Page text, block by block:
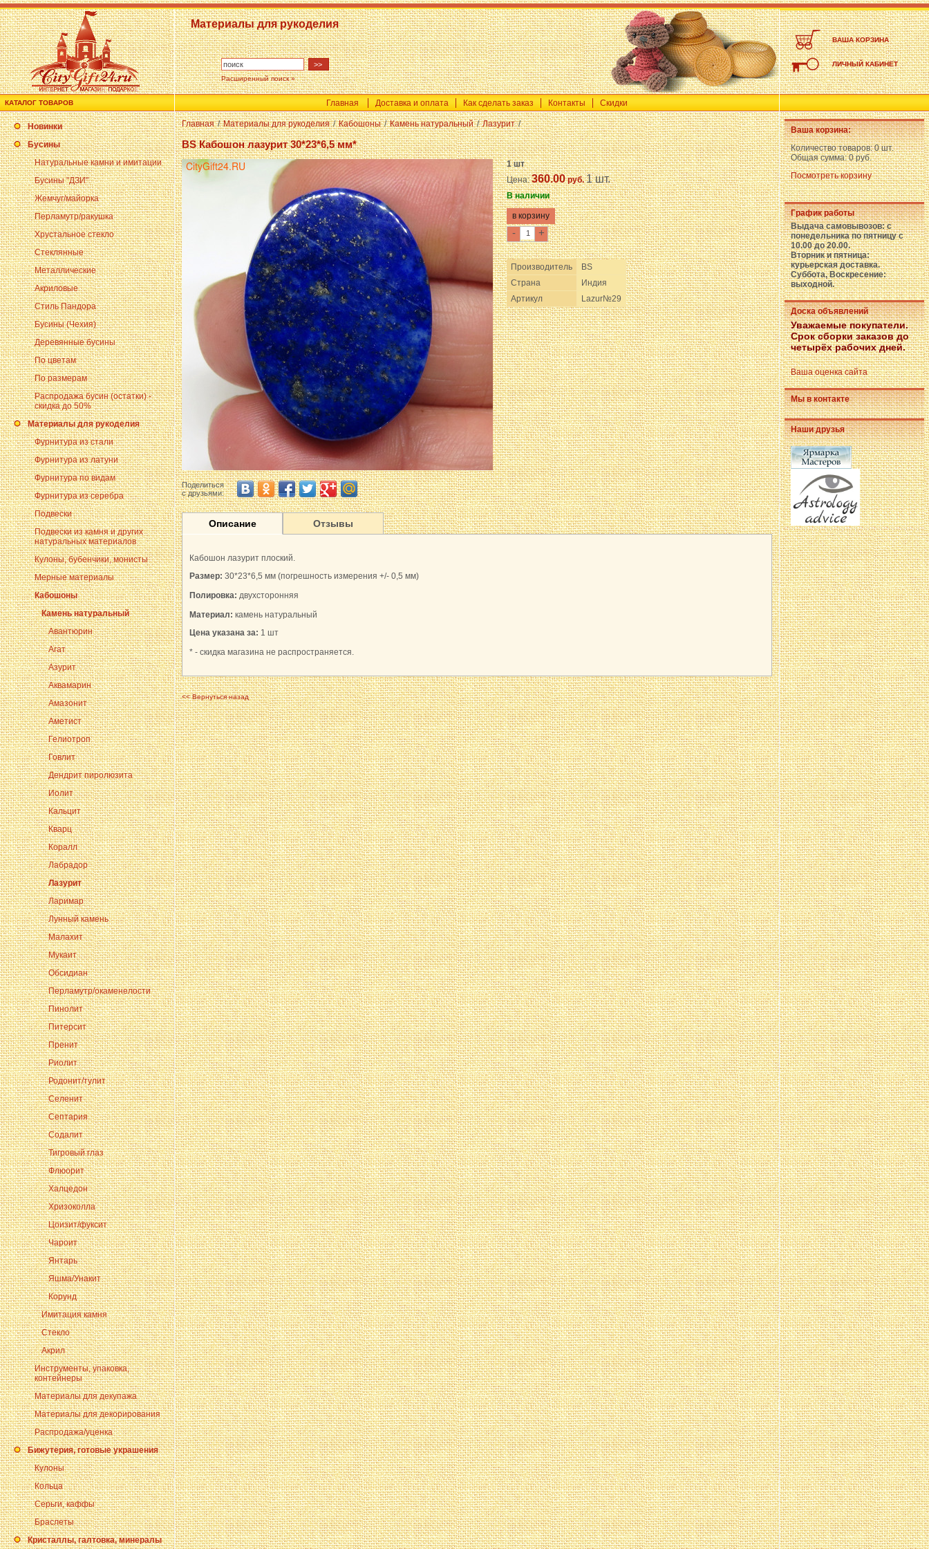
Материалы для рукоделия
Расширенный поиск »
ВАША КОРЗИНА
ЛИЧНЫЙ КАБИНЕТ
КАТАЛОГ ТОВАРОВ Главная Доставка и оплата Как сделать заказ Контакты Скидки
Новинки
Бусины
Натуральные камни и имитации
Бусины "ДЗИ"
Жемчуг/майорка
Перламутр/ракушка
Хрустальное стекло
Стеклянные
Металлические
Акриловые
Стиль Пандора
Бусины (Чехия)
Деревянные бусины
По цветам
По размерам
Распродажа бусин (остатки) -
скидка до 50%
Материалы для рукоделия
Фурнитура из стали
Фурнитура из латуни
Фурнитура по видам
Фурнитура из серебра
Подвески
Подвески из камня и других
натуральных материалов
Кулоны, бубенчики, монисты
Мерные материалы
Кабошоны
Камень натуральный
Авантюрин
Агат
Азурит
Аквамарин
Амазонит
Аметист
Гелиотроп
Говлит
Дендрит пиролюзита
Иолит
Кальцит
Кварц
Коралл
Лабрадор
Лазурит
Ларимар
Лунный камень
Малахит
Мукаит
Обсидиан
Перламутр/окаменелости
Пинолит
Питерсит
Пренит
Риолит
Родонит/тулит
Селенит
Септария
Содалит
Тигровый глаз
Флюорит
Халцедон
Хризоколла
Цоизит/фуксит
Чароит
Янтарь
Яшма/Унакит
Корунд
Имитация камня
Стекло
Акрил
Инструменты, упаковка,
контейнеры
Материалы для декупажа
Материалы для декорирования
Распродажа/уценка
Бижутерия, готовые украшения
Кулоны
Кольца
Серьги, каффы
Браслеты
Кристаллы, галтовка, минералы
Главная / Материалы для рукоделия / Кабошоны / Камень натуральный / Лазурит /
BS Кабошон лазурит 30*23*6,5 мм*
1 шт
Цена:360.00руб.1 шт.
В наличии
- +
Производитель
BS
Страна
Индия
Артикул
Lazur№29
Поделиться
с друзьями:
Описание Отзывы
Кабошон лазурит плоский.
Размер: 30*23*6,5 мм (погрешность измерения +/- 0,5 мм)
Полировка: двухсторонняя
Материал: камень натуральный
Цена указана за: 1 шт
* - скидка магазина не распространяется.
<< Вернуться назад
Ваша корзина:
Количество товаров:0 шт.
Общая сумма:0 руб.
Посмотреть корзину
График работы
Выдача самовывозов: с
понедельника по пятницу с
10.00 до 20.00.
Вторник и пятница:
курьерская доставка.
Суббота, Воскресение:
выходной.
Доска объявлений
Уважаемые покупатели.
Срок сборки заказов до
четырёх рабочих дней.
Ваша оценка сайта
Мы в контакте
Наши друзья